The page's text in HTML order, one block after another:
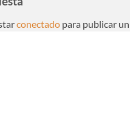
conectado para publicar